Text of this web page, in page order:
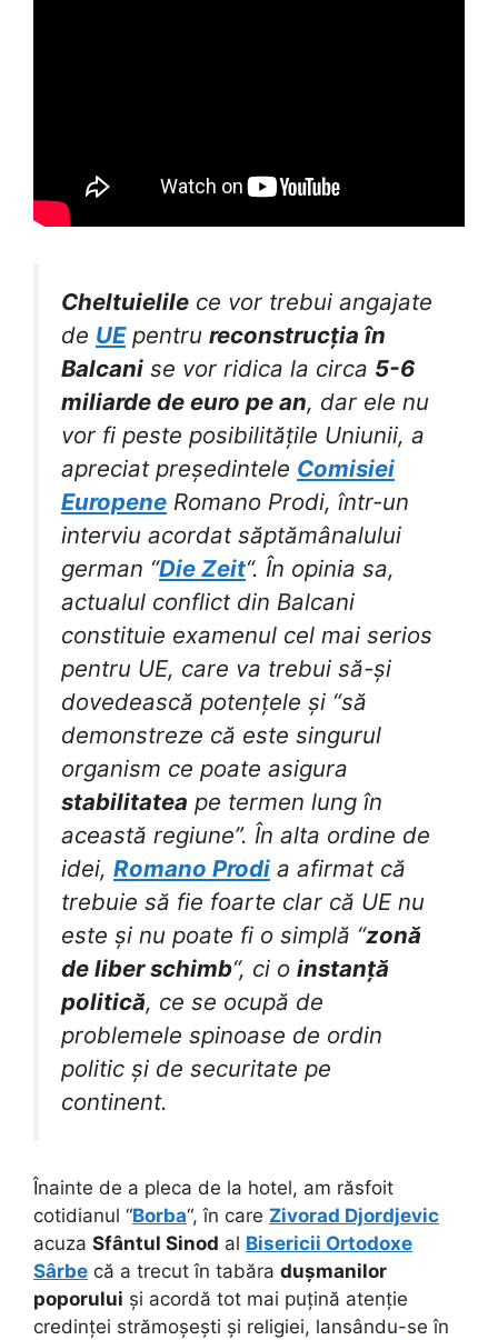
Cheltuielile ce vor trebui angajate
de UEpentru reconstrucția în
Balcani se vor ridica la circa 5-6
miliarde de euro pe an, dar ele nu
vor fi peste posibilitățile Uniunii, a
apreciat președintele Comisiei
Europene Romano Prodi, într-un
interviu acordat săptămânalului
german “Die Zeit“. În opinia sa,
actualul conflict din Balcani
constituie examenul cel mai serios
pentru UE, care va trebui să-și
dovedească potențele și “să
demonstreze că este singurul
organism ce poate asigura
stabilitatea pe termen lung în
această regiune”. În alta ordine de
idei, Romano Prodi a afirmat că
trebuie să fie foarte clar că UE nu
este și nu poate fi o simplă “zonă
de liber schimb“, ci o instanță
politică, ce se ocupă de
problemele spinoase de ordin
politic și de securitate pe
continent.
Înainte de a pleca de la hotel, am răsfoit
cotidianul “Borba“, în care Zivorad Djordjevic
acuza Sfântul Sinod al Bisericii Ortodoxe
Sârbe că a trecut în tabăra dușmanilor
poporului și acordă tot mai puțină atenție
credinței strămoșești și religiei, lansându-se în